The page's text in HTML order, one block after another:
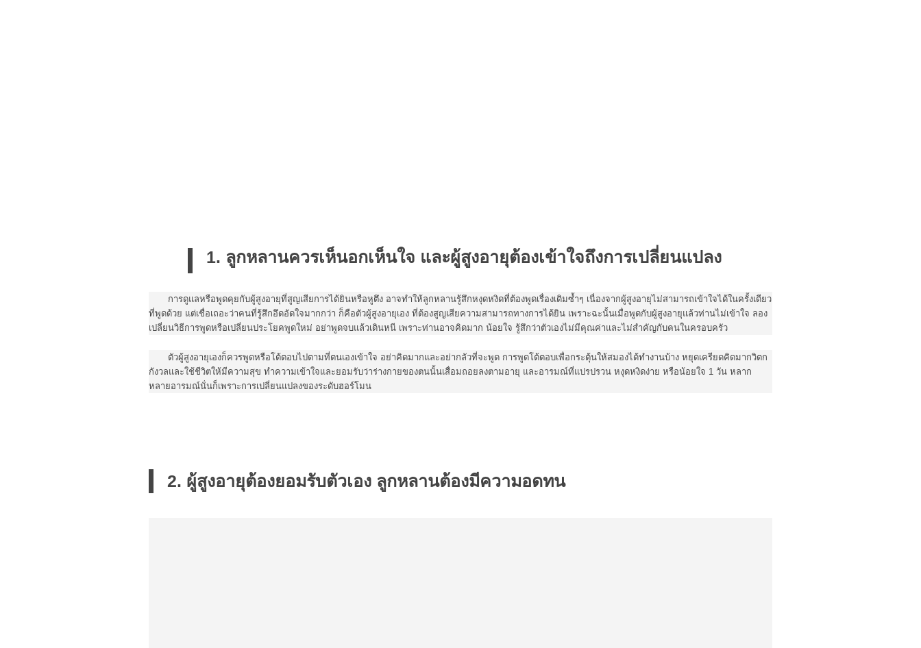
1. ลูกหลานควรเห็นอกเห็นใจ และผู้สูงอายุต้องเข้าใจถึงการเปลี่ยนแปลง
การดูแลหรือพูดคุยกับผู้สูงอายุที่สูญเสียการได้ยินหรือหูตึง อาจทำให้ลูกหลานรู้สึกหงุดหงิดที่ต้องพูดเรื่องเดิมซ้ำๆ เนื่องจากผู้สูงอายุไม่สามารถเข้าใจได้ในครั้งเดียว
ที่พูดด้วย แต่เชื่อเถอะว่าคนที่รู้สึกอึดอัดใจมากกว่า ก็คือตัวผู้สูงอายุเอง ที่ต้องสูญเสียความสามารถทางการได้ยิน เพราะฉะนั้นเมื่อพูดกับผู้สูงอายุแล้วท่านไม่เข้าใจ ลอง
เปลี่ยนวิธีการพูดหรือเปลี่ยนประโยคพูดใหม่ อย่าพูดจบแล้วเดินหนี เพราะท่านอาจคิดมาก น้อยใจ รู้สึกว่าตัวเองไม่มีคุณค่าและไม่สำคัญกับคนในครอบครัว
ตัวผู้สูงอายุเองก็ควรพูดหรือโต้ตอบไปตามที่ตนเองเข้าใจ อย่าคิดมากและอย่ากลัวที่จะพูด การพูดโต้ตอบเพื่อกระตุ้นให้สมองได้ทำงานบ้าง หยุดเครียดคิดมากวิตก
กังวลและใช้ชีวิตให้มีความสุข ทำความเข้าใจและยอมรับว่าร่างกายของตนนั้นเสื่อมถอยลงตามอายุ และอารมณ์ที่แปรปรวน หงุดหงิดง่าย หรือน้อยใจ 1 วัน หลาก
หลายอารมณ์นั่นก็เพราะการเปลี่ยนแปลงของระดับฮอร์โมน
2. ผู้สูงอายุต้องยอมรับตัวเอง ลูกหลานต้องมีความอดทน